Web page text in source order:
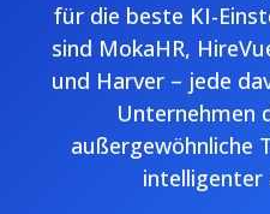
für die beste KI-
sind MokaHR,
und Harver – jede
Unternehmen
außergewöhnliche
intelligenter